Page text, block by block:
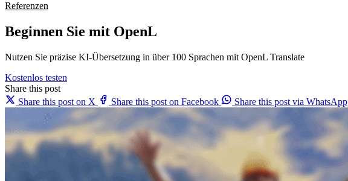
Referenzen
Beginnen Sie mit OpenL
Nutzen Sie präzise KI-Übersetzung in über 100 Sprachen mit OpenL Translate
Kostenlos testen
Share this post
Share this post on X
Share this post on Facebook Share this post via WhatsApp